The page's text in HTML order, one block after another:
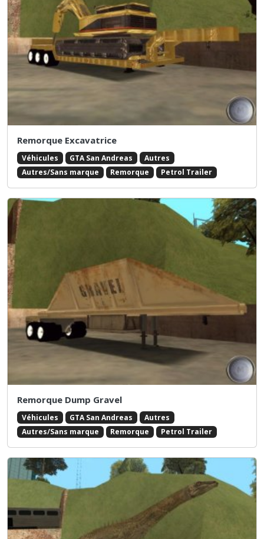
Remorque Excavatrice
Véhicules GTA San Andreas
Autres
Autres/Sans marque
Remorque Petrol Trailer
Remorque Dump Gravel
Véhicules GTA San Andreas
Autres
Autres/Sans marque
Remorque Petrol Trailer